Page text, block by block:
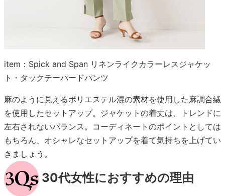
item：Spick and Span リネンライクカラーレスジャケッ
ト・タックテーパードパンツ
麻のように見えるポリエステル混の素材を使用した麻調合繊
を使用したセットアップ。ジャケットの着丈は、トレンドに
左右されないバランス。コーディネートのポイントとしては
もちろん、オシャレなセットアップを着て気持ちを上げてい
きましょう。
30代女性におすすめの理由